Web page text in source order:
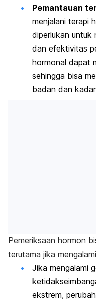
Pemantauan
menjalani terapi
diperlukan
dan efektivitas
hormonal dapat
sehingga bisa
badan dan
Pemeriksaan hormon
terutama jika
Jika mengalami
ekstrem,